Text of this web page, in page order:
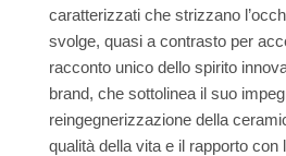
caratterizzati che strizzano
svolge, quasi a contrasto per
racconto unico dello spirito
brand, che sottolinea il suo
reingegnerizzazione della
qualità della vita e il rapporto con